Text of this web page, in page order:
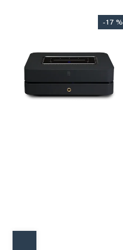
- 17 %